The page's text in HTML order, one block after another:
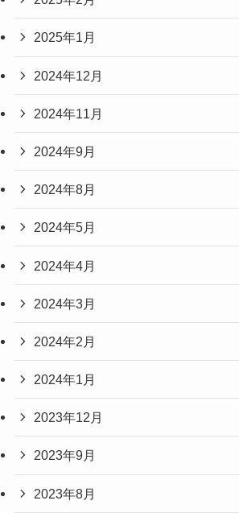
2025年1月
2024年12月
2024年11月
2024年9月
2024年8月
2024年5月
2024年4月
2024年3月
2024年2月
2024年1月
2023年12月
2023年9月
2023年8月